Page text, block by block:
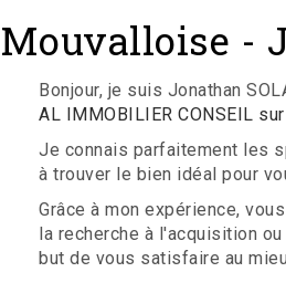
-
Bonjour, je suis Jonathan
AL IMMOBILIER CONSEIL
Je connais parfaitement les
à trouver le bien idéal pour
Grâce à mon expérience,
la recherche à l'acquisition
but de vous satisfaire au